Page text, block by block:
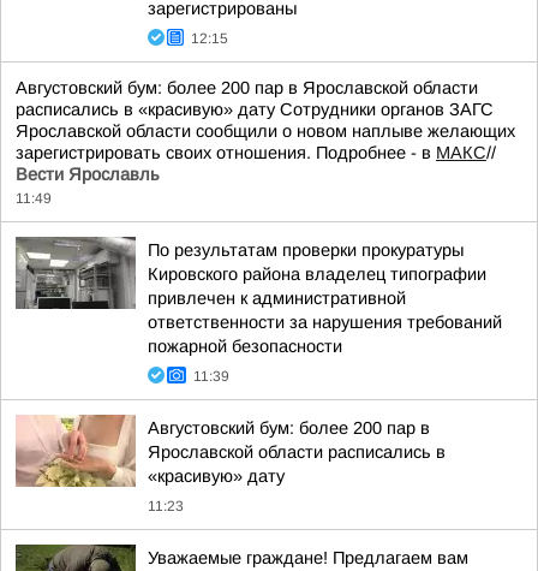
зарегистрированы
12:15
Августовский бум: более 200 пар в Ярославской области
расписались в «красивую» дату Сотрудники органов ЗАГС
Ярославской области сообщили о новом наплыве желающих
зарегистрировать своих отношения. Подробнее - в МАКС//
Вести Ярославль
11:49
По результатам проверки прокуратуры
Кировского района владелец типографии
привлечен к административной
ответственности за нарушения требований
пожарной безопасности
11:39
Августовский бум: более 200 пар в
Ярославской области расписались в
«красивую» дату
11:23
Уважаемые граждане! Предлагаем вам